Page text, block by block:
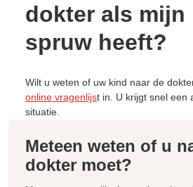
dokter als mijn
spruw heeft?
Wilt u weten of uw kind naar de
online vragenlijst in. U krijgt snel een
situatie.
Meteen weten of u
dokter moet?